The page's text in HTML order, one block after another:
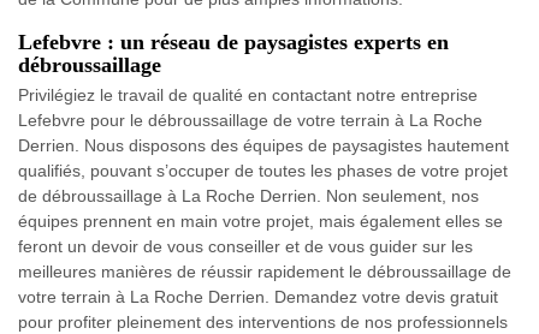
Lefebvre : un réseau de paysagistes experts en
débroussaillage
Privilégiez le travail de qualité en contactant notre entreprise
Lefebvre pour le débroussaillage de votre terrain à La Roche
Derrien. Nous disposons des équipes de paysagistes hautement
qualifiés, pouvant s’occuper de toutes les phases de votre projet
de débroussaillage à La Roche Derrien. Non seulement, nos
équipes prennent en main votre projet, mais également elles se
feront un devoir de vous conseiller et de vous guider sur les
meilleures manières de réussir rapidement le débroussaillage de
votre terrain à La Roche Derrien. Demandez votre devis gratuit
pour profiter pleinement des interventions de nos professionnels